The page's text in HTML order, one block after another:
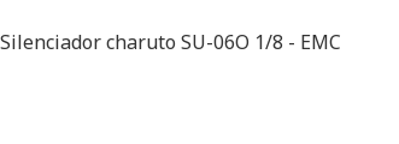
Silenciador charuto SU-06O 1/8 - EMC